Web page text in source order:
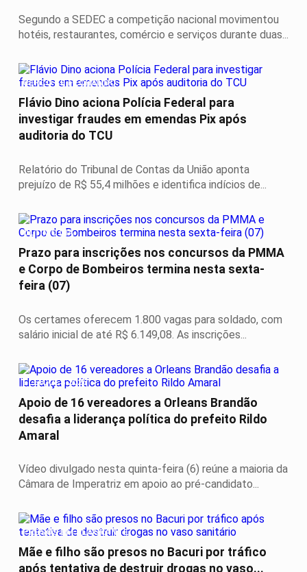
Segundo a SEDEC a competição nacional movimentou
hotéis, restaurantes, comércio e serviços durante duas...
CERCO SE FECHANDO
Flávio Dino aciona Polícia Federal para
investigar fraudes em emendas Pix após
auditoria do TCU
Relatório do Tribunal de Contas da União aponta
prejuízo de R$ 55,4 milhões e identifica indícios de...
ÚLTIMO DIA
Prazo para inscrições nos concursos da PMMA
e Corpo de Bombeiros termina nesta sexta-
feira (07)
Os certames oferecem 1.800 vagas para soldado, com
salário inicial de até R$ 6.149,08. As inscrições...
ELEIÇÕES 2026
Apoio de 16 vereadores a Orleans Brandão
desafia a liderança política do prefeito Rildo
Amaral
Vídeo divulgado nesta quinta-feira (6) reúne a maioria da
Câmara de Imperatriz em apoio ao pré-candidato...
PRESOS EM FLAGRANTE
Mãe e filho são presos no Bacuri por tráfico
após tentativa de destruir drogas no vaso...